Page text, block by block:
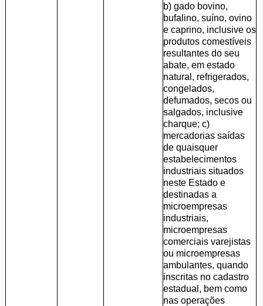
b) gado bovino,
bufalino, suíno, ovino
e caprino, inclusive os
produtos comestíveis
resultantes do seu
abate, em estado
natural, refrigerados,
congelados,
defumados, secos ou
salgados, inclusive
charque; c)
mercadorias saídas
de quaisquer
estabelecimentos
industriais situados
neste Estado e
destinadas a
microempresas
industriais,
microempresas
comerciais varejistas
ou microempresas
ambulantes, quando
inscritas no cadastro
estadual, bem como
nas operações